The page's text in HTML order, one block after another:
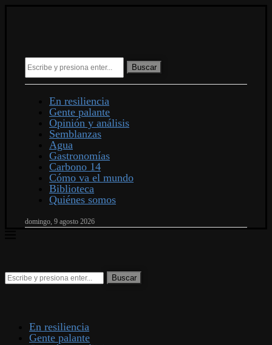
Buscar
En resiliencia
Gente palante
Opinión y análisis
Semblanzas
Agua
Gastronomías
Carbono 14
Cómo va el mundo
Biblioteca
Quiénes somos
domingo, 9 agosto 2026
En resiliencia
Gente palante